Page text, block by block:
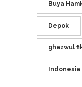
Buya
Depok
ghazwul
Indonesia